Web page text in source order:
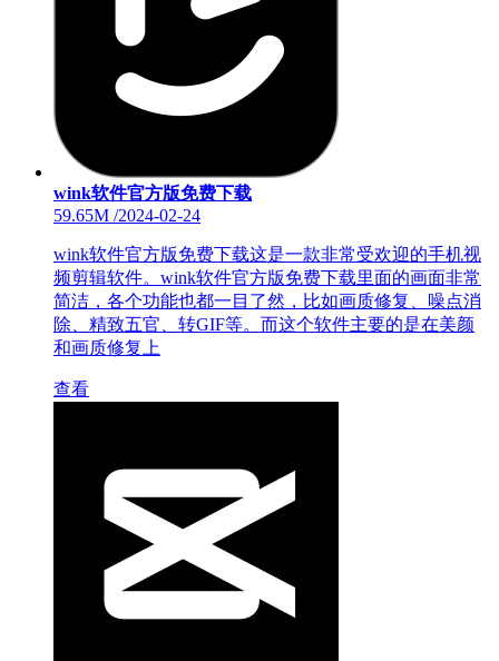
wink软件官方版免费下载
59.65M /2024-02-24
wink软件官方版免费下载这是一款非常受欢迎的手机视
频剪辑软件。wink软件官方版免费下载里面的画面非常
简洁，各个功能也都一目了然，比如画质修复、噪点消
除、精致五官、转GIF等。而这个软件主要的是在美颜
和画质修复上
查看